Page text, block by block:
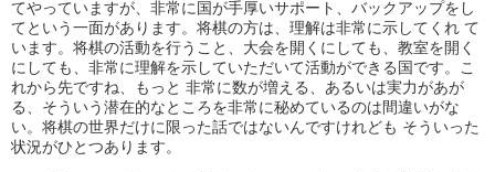
てやっていますが、非常に国が手厚いサポート、バックアップをし
てという一面があります。将棋の方は、理解は非常に示してくれ て
います。将棋の活動を行うこと、大会を開くにしても、教室を開く
にしても、非常に理解を示していただいて活動ができる国です。こ
れから先ですね、もっと 非常に数が増える、あるいは実力があが
る、そういう潜在的なところを非常に秘めているのは間違いがな
い。将棋の世界だけに限った話ではないんですけれども そういった
状況がひとつあります。